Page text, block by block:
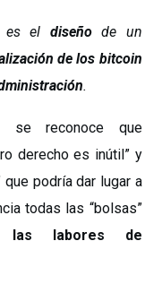
el diseñode un
de los bitcoin
.
se reconoce que
derecho es inútil” y
que podría dar lugar a
todas las “bolsas”
las labores de